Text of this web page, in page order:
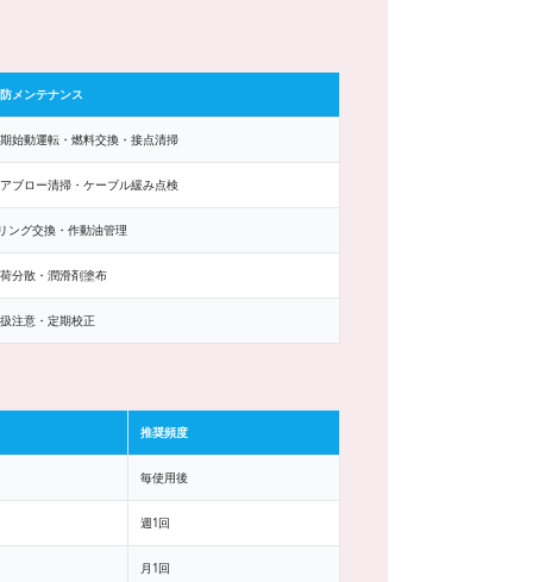
メンテナンス
始動運転・燃料交換・接点清掃
ブロー清掃・ケーブル緩み点検
ング交換・作動油管理
分散・潤滑剤塗布
注意・定期校正
推奨頻度
毎使用後
週1回
月1回